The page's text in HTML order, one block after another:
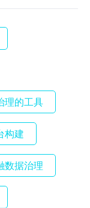
理的工具
构建
数据治理